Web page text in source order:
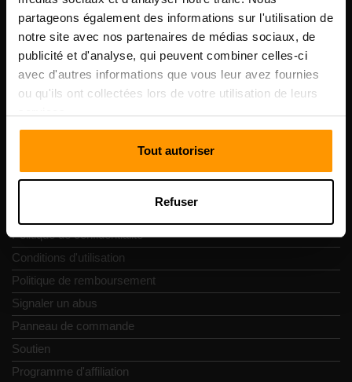
partageons également des informations sur l'utilisation de
notre site avec nos partenaires de médias sociaux, de
publicité et d'analyse, qui peuvent combiner celles-ci
avec d'autres informations que vous leur avez fournies
ou qu'ils ont collectées lors de votre utilisation de leurs
Tout autoriser
Refuser
numéro de TVA: EE102133820
Adresse: Harju maakond, Tallinn, Kesklinna linnaosa,
Vesivärava tn 50-201, 10152
Navigation rapide
Politique de confidentialité
Conditions d'utilisation
Politique de remboursement
Signaler un abus
Panneau de commande
Soutien
Programme d'affiliation